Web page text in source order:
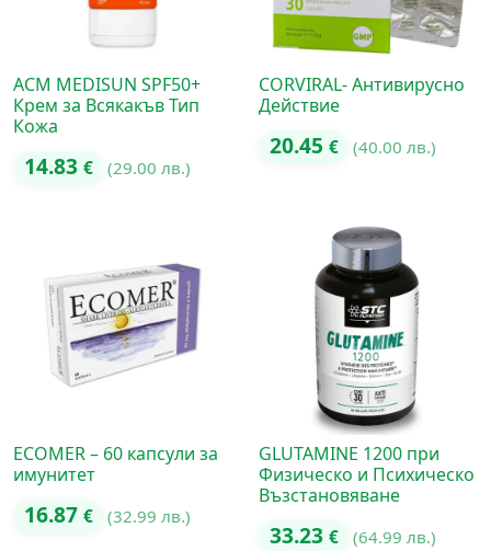
ACM MEDISUN SPF50+
Крем за Всякакъв Тип
Кожа
14.83 € (29.00 лв.)
CORVIRAL- Антивирусно
Действие
20.45 € (40.00 лв.)
ECOMER – 60 капсули за
имунитет
16.87 € (32.99 лв.)
GLUTAMINE 1200 при
Физическо и Психическо
Възстановяване
33.23 € (64.99 лв.)